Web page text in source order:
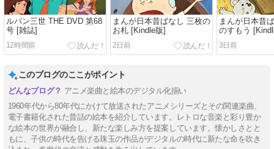
ルパン三世 THE DVD 第68
号 [雑誌]
12時間前
まんが日本昔ばなし 三枚の
お札 [Kindle版]
2日前
まんが日本昔
のすもう
3日前
このブログのここがポイント
アニメ楽曲と絵本のデジタル化揃い
1960年代から80年代にかけて放送されたアニメシリーズとその関連楽曲、
電子書籍化された昔話の絵本を紹介しています。レトロな音楽と彩り豊か
な絵本の世界が融合し、新たな楽しみ方を提案しています。懐かしさとと
もに、子供の時代を告げる珠玉の作品がデジタルの時代に新たな命を吹き